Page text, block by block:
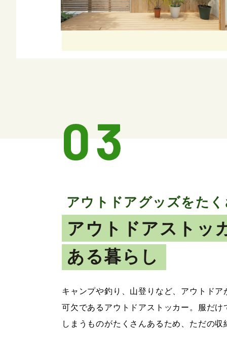
アウトドアグッズをた
アウトドアストッ
ある暮らし
キャンプや釣り、山登りなど、アウトド
可欠であるアウトドアストッカー。服だ
しまうものがたくさんあるため、ただの